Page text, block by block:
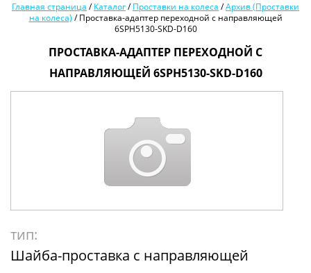
Главная страница /Каталог/Проставки на колеса /Архив (Проставки
на колеса) /Проставка-адаптер переходной с направляющей
6SPH5130-SKD-D160
ПРОСТАВКА-АДАПТЕР ПЕРЕХОДНОЙ С
НАПРАВЛЯЮЩЕЙ 6SPH5130-SKD-D160
тип:
Шайба-проставка с направляющей